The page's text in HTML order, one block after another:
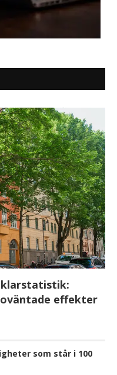
effekter
som står i 100